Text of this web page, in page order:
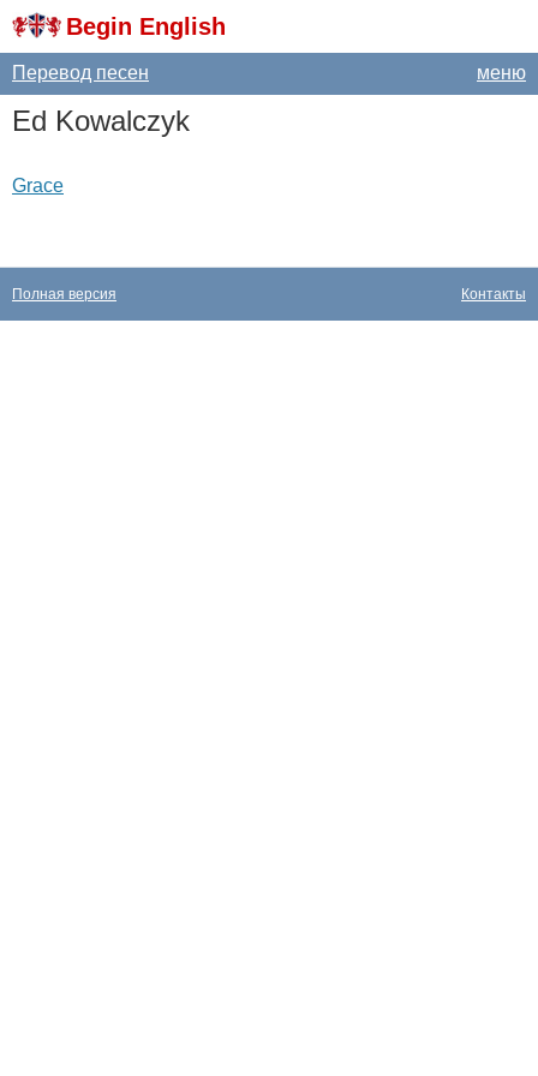
Begin English
меню
Перевод песен
Ed Kowalczyk
Grace
Контакты
Полная версия